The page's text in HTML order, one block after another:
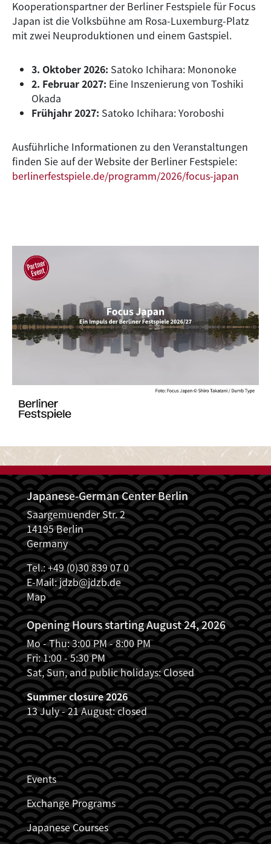
Kooperationspartner der Berliner Festspiele für Focus
Japan ist die Volksbühne am Rosa-Luxemburg-Platz
mit zwei Neuproduktionen und einem Gastspiel.
3. Oktober 2026: Satoko Ichihara: Mononoke
2. Februar 2027: Eine Inszenierung von Toshiki
Okada
Frühjahr 2027: Satoko Ichihara: Yoroboshi
Ausführliche Informationen zu den Veranstaltungen
finden Sie auf der Website der Berliner Festspiele:
berlinerfestspiele.de/programm/2026/focus-japan
Japanese-German Center Berlin
Saargemuender Str. 2
14195 Berlin
Germany
Tel.: +49 (0)30 839 07 0
E-Mail:jdzb@jdzb.de
Map
Opening Hours starting August 24, 2026
Mo - Thu: 3:00 PM - 8:00 PM
Fri: 1:00 - 5:30 PM
Sat, Sun, and public holidays: Closed
Summer closure 2026
13 July - 21 August: closed
JDZB_FUSSZEILENMENÜ
Events
Exchange Programs
Japanese Courses